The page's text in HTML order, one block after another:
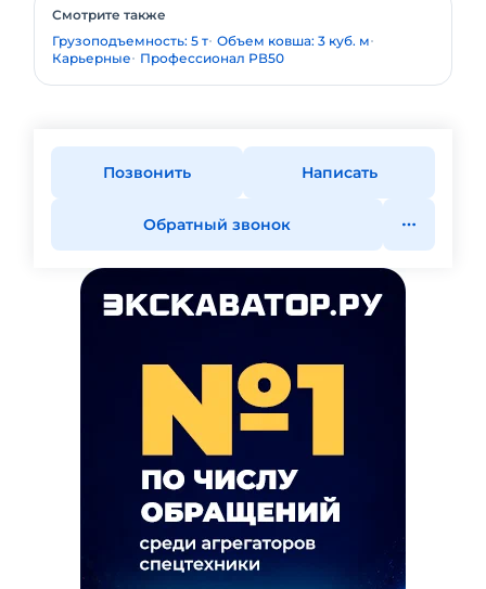
Смотрите также
Грузоподъемность: 5 т Объем ковша: 3 куб. м
Карьерные
Профессионал РВ50
Позвонить Написать
Обратный звонок